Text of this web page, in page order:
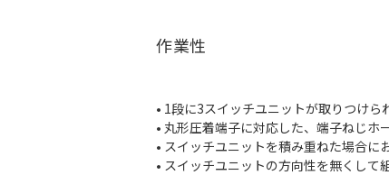
作業性
• 1段に3スイッチユニットが取りつけら
• 丸形圧着端子に対応した、端子ねじホ
• スイッチユニットを積み重ねた場合に
• スイッチユニットの方向性を無くして